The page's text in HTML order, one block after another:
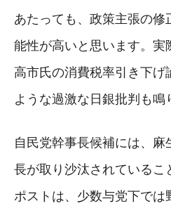
あたっても、政策主張の修
能性が高いと思います。実
高市氏の消費税率引き下げ
ような過激な日銀批判も鳴
自民党幹事長候補には、麻
長が取り沙汰されているこ
ポストは、少数与党下では